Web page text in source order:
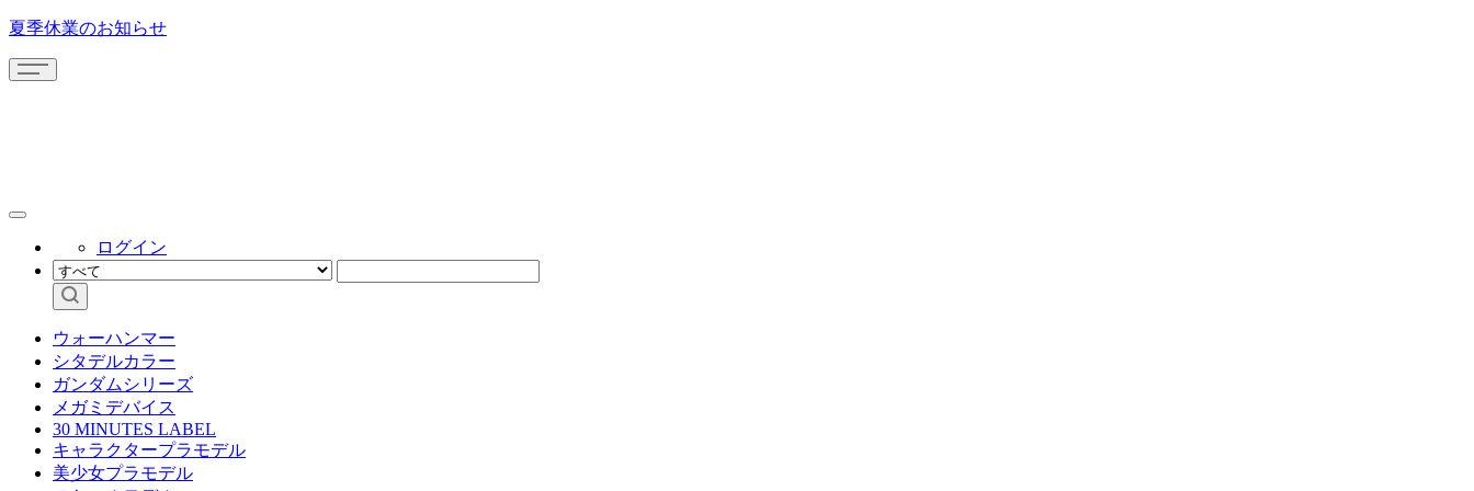
夏季休業のお知らせ
ログイン
ウォーハンマー
シタデルカラー
ガンダムシリーズ
メガミデバイス
30 MINUTES LABEL
キャラクタープラモデル
美少女プラモデル